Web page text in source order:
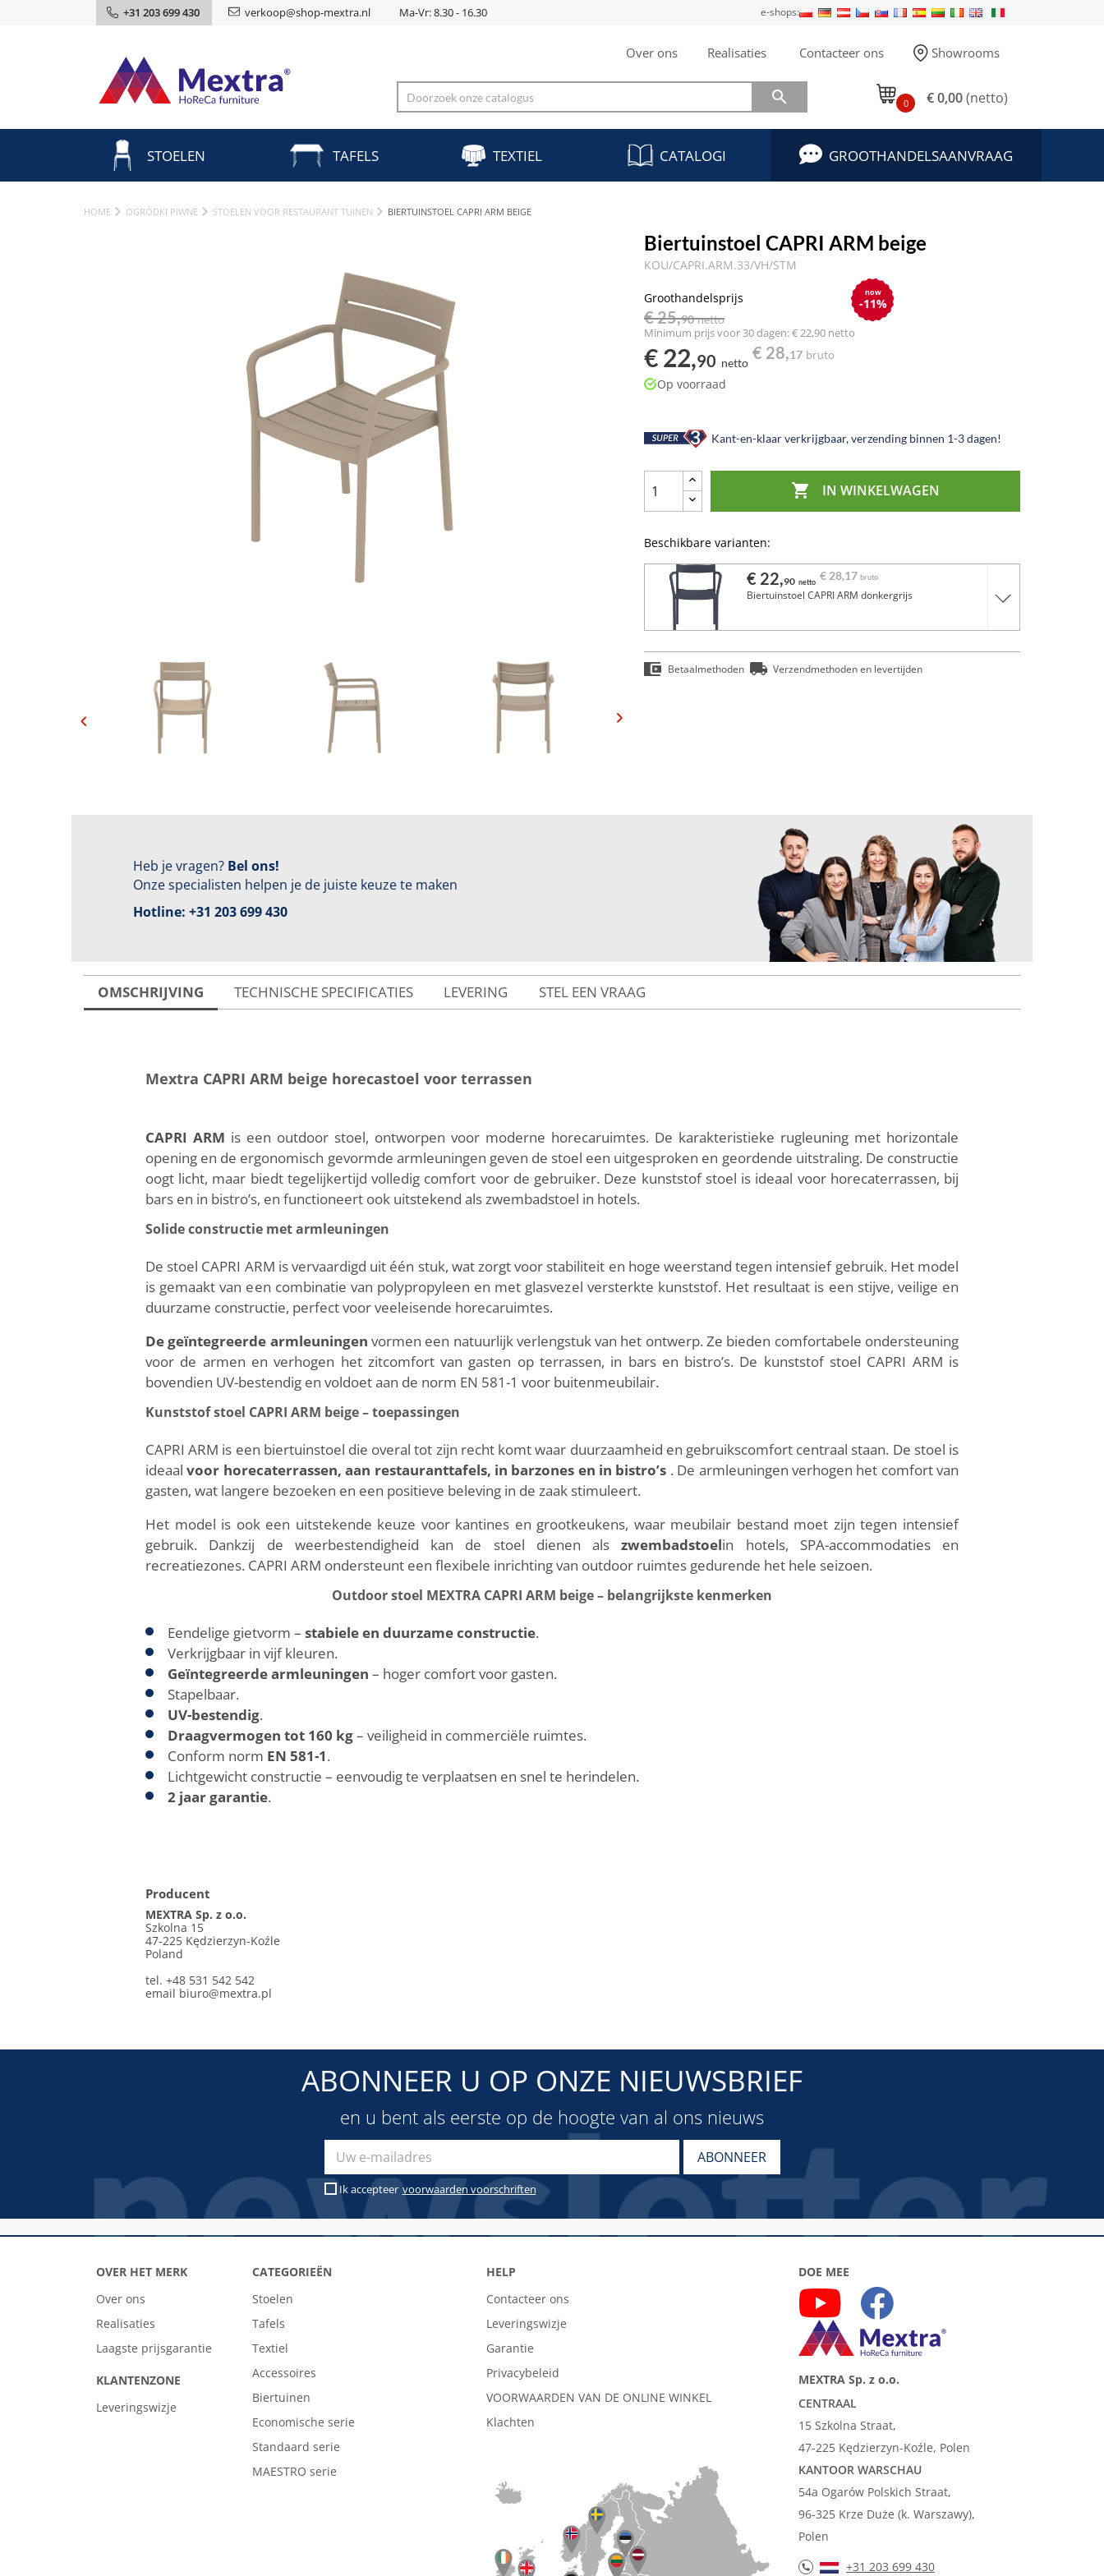
+31 203 699 430 verkoop@shop-mextra.nl Ma-Vr: 8.30 - 16.30 e-shops:
Over ons Realisaties Contacteer ons Showrooms
 0 € 0,00(netto)
STOELEN TAFELS TEXTIEL CATALOGI GROOTHANDELSAANVRAAG
HOME OGRÓDKI PIWNE STOELEN VOOR RESTAURANT TUINEN BIERTUINSTOEL CAPRI ARM BEIGE
Biertuinstoel CAPRI ARM beige
KOU/CAPRI.ARM.33/VH/STM
Groothandelsprijs
€ 25,90 netto
now
-11%
Minimum prijs voor 30 dagen: € 22,90 netto
€ 22,90 netto
€ 28,17 bruto
Op voorraad
Kant-en-klaar verkrijgbaar, verzending binnen 1-3 dagen!
 IN WINKELWAGEN
Beschikbare varianten:
€ 22,90 netto € 28,17 bruto
Biertuinstoel CAPRI ARM donkergrijs
Betaalmethoden Verzendmethoden en levertijden
Heb je vragen? Bel ons!
Onze specialisten helpen je de juiste keuze te maken
Hotline: +31 203 699 430
OMSCHRIJVING TECHNISCHE SPECIFICATIES LEVERING STEL EEN VRAAG
Mextra CAPRI ARM beige horecastoel voor terrassen
CAPRI ARM is een outdoor stoel, ontworpen voor moderne horecaruimtes. De karakteristieke rugleuning met horizontale
opening en de ergonomisch gevormde armleuningen geven de stoel een uitgesproken en geordende uitstraling. De constructie
oogt licht, maar biedt tegelijkertijd volledig comfort voor de gebruiker. Deze kunststof stoel is ideaal voor horecaterrassen, bij
bars en in bistro’s, en functioneert ook uitstekend als zwembadstoel in hotels.
Solide constructie met armleuningen
De stoel CAPRI ARM is vervaardigd uit één stuk, wat zorgt voor stabiliteit en hoge weerstand tegen intensief gebruik. Het model
is gemaakt van een combinatie van polypropyleen en met glasvezel versterkte kunststof. Het resultaat is een stijve, veilige en
duurzame constructie, perfect voor veeleisende horecaruimtes.
De geïntegreerde armleuningen vormen een natuurlijk verlengstuk van het ontwerp. Ze bieden comfortabele ondersteuning
voor de armen en verhogen het zitcomfort van gasten op terrassen, in bars en bistro’s. De kunststof stoel CAPRI ARM is
bovendien UV-bestendig en voldoet aan de norm EN 581-1 voor buitenmeubilair.
Kunststof stoel CAPRI ARM beige – toepassingen
CAPRI ARM is een biertuinstoel die overal tot zijn recht komt waar duurzaamheid en gebruikscomfort centraal staan. De stoel is
ideaalvoor horecaterrassen, aan restauranttafels, in barzones en in bistro’s . De armleuningen verhogen het comfort van
gasten, wat langere bezoeken en een positieve beleving in de zaak stimuleert.
Het model is ook een uitstekende keuze voor kantines en grootkeukens, waar meubilair bestand moet zijn tegen intensief
gebruik. Dankzij de weerbestendigheid kan de stoel dienen alszwembadstoelin hotels, SPA-accommodaties en
recreatiezones. CAPRI ARM ondersteunt een flexibele inrichting van outdoor ruimtes gedurende het hele seizoen.
Outdoor stoel MEXTRA CAPRI ARM beige – belangrijkste kenmerken
Eendelige gietvorm – stabiele en duurzame constructie.
Verkrijgbaar in vijf kleuren.
Geïntegreerde armleuningen – hoger comfort voor gasten.
Stapelbaar.
UV-bestendig.
Draagvermogen tot 160 kg– veiligheid in commerciële ruimtes.
Conform norm EN 581-1.
Lichtgewicht constructie – eenvoudig te verplaatsen en snel te herindelen.
2 jaar garantie.
Producent
MEXTRA Sp. z o.o.
Szkolna 15
47-225 Kędzierzyn-Koźle
Poland
tel. +48 531 542 542
email biuro@mextra.pl
ABONNEER U OP ONZE NIEUWSBRIEF
en u bent als eerste op de hoogte van al ons nieuws
Ik accepteer voorwaarden voorschriften
OVER HET MERK
Over ons
Realisaties
Laagste prijsgarantie
KLANTENZONE
Leveringswizje
CATEGORIEËN
Stoelen
Tafels
Textiel
Accessoires
Biertuinen
Economische serie
Standaard serie
MAESTRO serie
HELP
Contacteer ons
Leveringswizje
Garantie
Privacybeleid
VOORWAARDEN VAN DE ONLINE WINKEL
Klachten
DOE MEE
MEXTRA Sp. z o.o.
CENTRAAL
15 Szkolna Straat,
47-225 Kędzierzyn-Koźle, Polen
KANTOOR WARSCHAU
54a Ogarów Polskich Straat,
96-325 Krze Duże (k. Warszawy),
Polen
+31 203 699 430